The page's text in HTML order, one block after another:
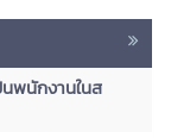
พนักงานในส